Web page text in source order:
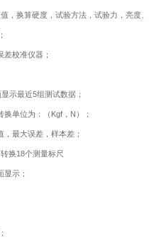
，换算硬度，试验方法，试验力，亮度、
校准仪器；
示最近5组测试数据；
单位为：（Kgf，N）；
最大误差，样本差；
换18个测量标尺
示；